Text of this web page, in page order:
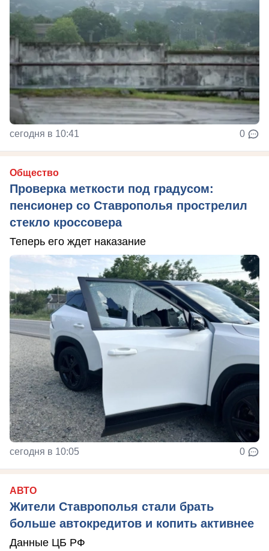
сегодня в 10:41 0
Общество
Проверка меткости под градусом:
пенсионер со Ставрополья прострелил
стекло кроссовера
Теперь его ждет наказание
сегодня в 10:05 0
АВТО
Жители Ставрополья стали брать
больше автокредитов и копить активнее
Данные ЦБ РФ